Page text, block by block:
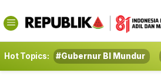
Hot Topics: #Gubernur BI Mundur